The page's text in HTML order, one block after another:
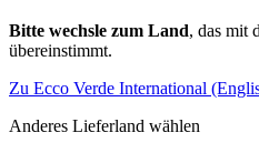
Bitte wechsle zum Land, das mit
übereinstimmt.
Zu Ecco Verde International
Anderes Lieferland wählen